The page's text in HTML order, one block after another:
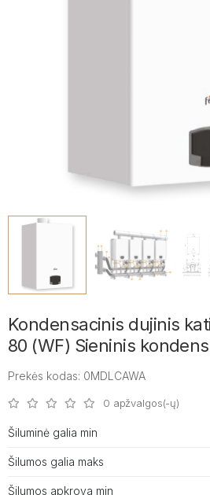
Kondensacinis dujinis
80 (WF) Sieninis
Prekės kodas: 0MDLCAWA
0 apžvalgos(-ų)
Šiluminė galia min
Šilumos galia maks
Šilumos apkrova min